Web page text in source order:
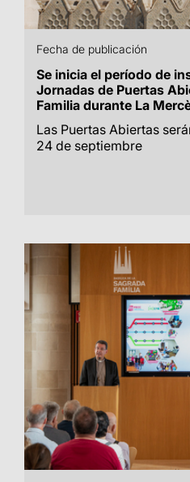
Fecha de publicación
Se inicia el período de
Jornadas de Puertas
Familia durante La
Las Puertas Abiertas
24 de septiembre